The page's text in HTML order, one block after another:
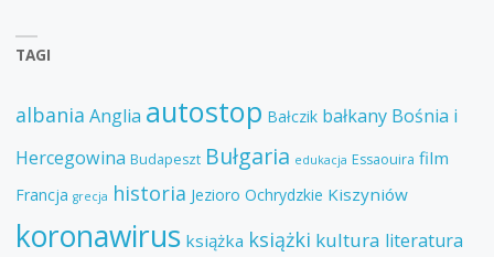
TAGI
albania Anglia autostop Bałczik bałkany Bośnia i
Hercegowina Budapeszt Bułgaria edukacja Essaouira film
Francja grecja historia Jezioro Ochrydzkie Kiszyniów
koronawirus książka książki kultura literatura